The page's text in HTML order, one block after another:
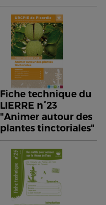
Fiche technique du
LIERRE n°23
"Animer autour des
plantes tinctoriales"